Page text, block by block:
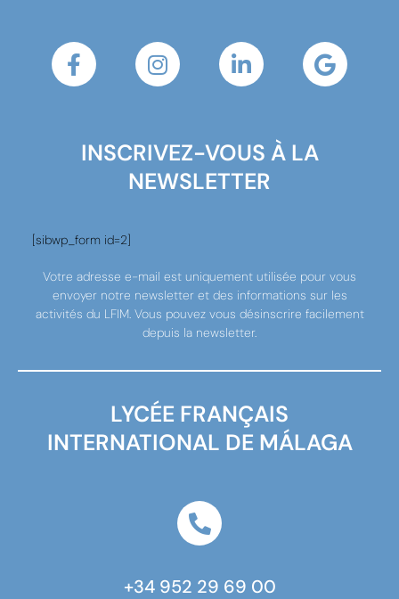
LYCÉE FRANÇAIS
INTERNATIONAL DE MÁLAGA
+34 952 29 69 00
INSCRIVEZ-VOUS À LA
NEWSLETTER
[sibwp_form id=2]
Votre adresse e-mail est uniquement utilisée pour vous
envoyer notre newsletter et des informations sur les
activités du LFIM. Vous pouvez vous désinscrire facilement
depuis la newsletter.